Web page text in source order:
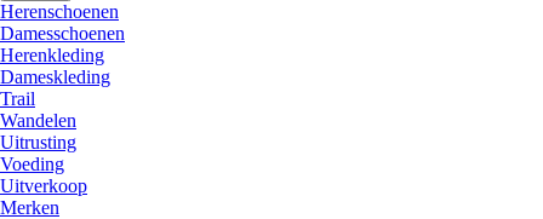
Herenschoenen
Damesschoenen
Herenkleding
Dameskleding
Trail
Wandelen
Uitrusting
Voeding
Uitverkoop
Merken